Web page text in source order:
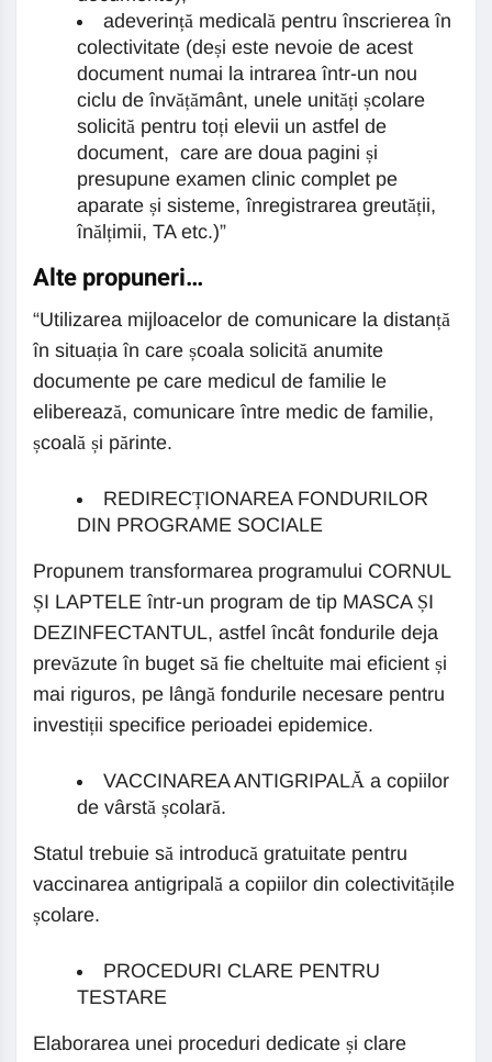
adeverință medicală pentru înscrierea în
colectivitate (deși este nevoie de acest
document numai la intrarea într-un nou
ciclu de învățământ, unele unități școlare
solicită pentru toți elevii un astfel de
document, care are doua pagini și
presupune examen clinic complet pe
aparate și sisteme, înregistrarea greutății,
înălțimii, TA etc.)”
Alte propuneri…
“Utilizarea mijloacelor de comunicare la distanță
în situația în care școala solicită anumite
documente pe care medicul de familie le
eliberează, comunicare între medic de familie,
școală și părinte.
REDIRECȚIONAREA FONDURILOR
DIN PROGRAME SOCIALE
Propunem transformarea programului CORNUL
ȘI LAPTELE într-un program de tip MASCA ȘI
DEZINFECTANTUL, astfel încât fondurile deja
prevăzute în buget să fie cheltuite mai eficient și
mai riguros, pe lângă fondurile necesare pentru
investiții specifice perioadei epidemice.
VACCINAREA ANTIGRIPALĂ a copiilor
de vârstă școlară.
Statul trebuie să introducă gratuitate pentru
vaccinarea antigripală a copiilor din colectivitățile
școlare.
PROCEDURI CLARE PENTRU
TESTARE
Elaborarea unei proceduri dedicate și clare